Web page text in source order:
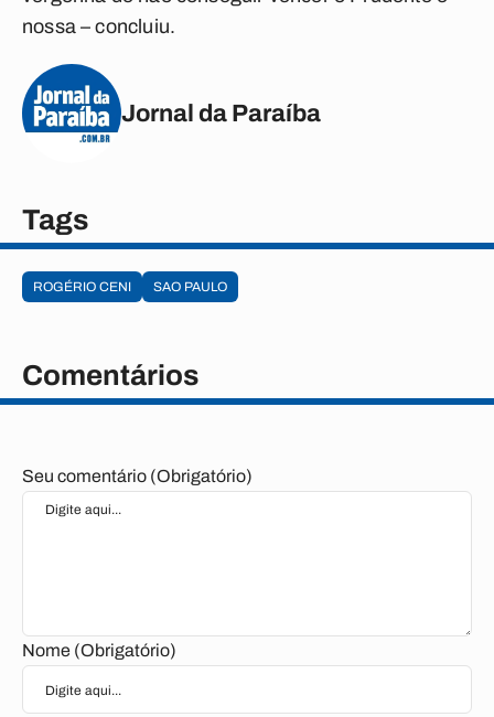
nossa – concluiu.
Jornal da Paraíba
Tags
ROGÉRIO CENI SAO PAULO
Comentários
Seu comentário (Obrigatório)
Nome (Obrigatório)